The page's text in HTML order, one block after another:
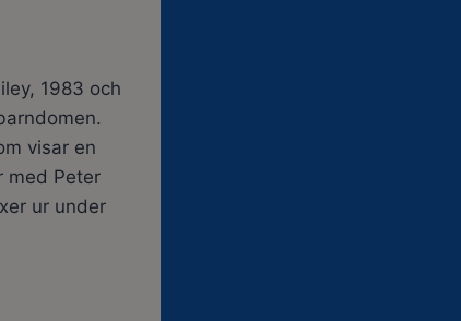
1983 och
visar en
med Peter
ur under